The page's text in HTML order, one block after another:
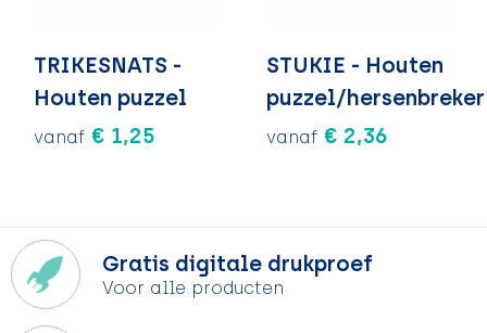
TRIKESNATS -
Houten puzzel
vanaf € 1,25
STUKIE - Houten
puzzel/hersenbreker
vanaf € 2,36
Gratis digitale drukproef
Voor alle producten